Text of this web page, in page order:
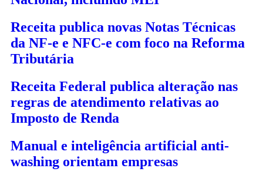
Receita publica novas Notas Técnicas
da NF-e e NFC-e com foco na Reforma
Tributária
Receita Federal publica alteração nas
regras de atendimento relativas ao
Imposto de Renda
Manual e inteligência artificial anti-
washing orientam empresas